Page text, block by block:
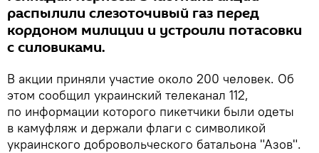
распылили слезоточивый газ перед
кордоном милиции и устроили потасовки
с силовиками.
В акции приняли участие около 200 человек. Об
этом сообщил украинский телеканал 112,
по информации которого пикетчики были одеты
в камуфляж и держали флаги с символикой
украинского добровольческого батальона "Азов".